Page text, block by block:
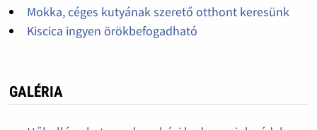
Mokka, céges kutyának szerető otthont keresünk
Kiscica ingyen örökbefogadható
GALÉRIA